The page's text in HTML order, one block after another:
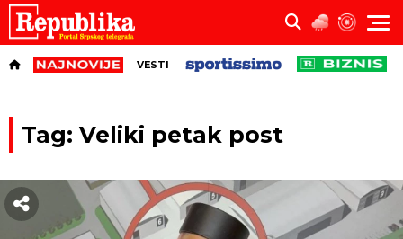
VESTI
Tag: Veliki petak post